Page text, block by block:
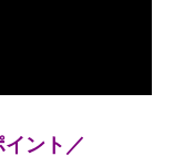
ント／